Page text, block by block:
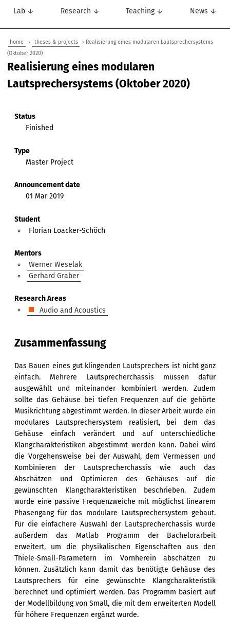
Lab ↓ Research ↓ Teaching ↓ News ↓
home › theses & projects
› Realisierung eines modularen Lautsprechersystems
(Oktober 2020)
Realisierung eines modularen
Lautsprechersystems (Oktober 2020)
Status
Finished
Type
Master Project
Announcement date
01 Mar 2019
Student
Florian Loacker-Schöch
Mentors
Werner Weselak
Gerhard Graber
Research Areas
Audio and Acoustics
Zusammenfassung
Das Bauen eines gut klingenden Lautsprechers ist nicht ganz
einfach. Mehrere Lautsprecherchassis müssen dafür
ausgewählt und miteinander kombiniert werden. Zudem
sollte das Gehäuse bei tiefen Frequenzen auf die gehörte
Musikrichtung abgestimmt werden. In dieser Arbeit wurde ein
modulares Lautsprechersystem realisiert, bei dem das
Gehäuse einfach verändert und auf unterschiedliche
Klangcharakteristiken abgestimmt werden kann. Dabei wird
die Vorgehensweise bei der Auswahl, dem Vermessen und
Kombinieren der Lautsprecherchassis wie auch das
Abschätzen und Optimieren des Gehäuses auf die
gewünschten Klangcharakteristiken beschrieben. Zudem
wurde eine passive Frequenzweiche mit möglichst linearem
Phasengang für das modulare Lautsprechersystem gebaut.
Für die einfachere Auswahl der Lautsprecherchassis wurde
außerdem das Matlab Programm der Bachelorarbeit
erweitert, um die physikalischen Eigenschaften aus den
Thiele-Small-Parametern im Vornherein abschätzen zu
können. Zusätzlich kann damit das benötigte Gehäuse des
Lautsprechers für eine gewünschte Klangcharakteristik
berechnet und optimiert werden. Das Programm basiert auf
der Modellbildung von Small, die mit dem erweiterten Modell
für höhere Frequenzen ergänzt wurde.